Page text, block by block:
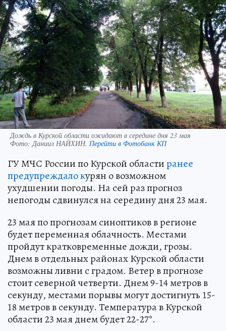
Дождь в Курской области ожидают в середине дня 23 мая
Фото:Даниил НАЙХИН. Перейти в Фотобанк КП
ГУ МЧС России по Курской областиранее
предупреждало курян о возможном
ухудшении погоды. На сей раз прогноз
непогоды сдвинулся на середину дня 23 мая.
23 мая по прогнозам синоптиков в регионе
будет переменная облачность. Местами
пройдут кратковременные дожди, грозы.
Днем в отдельных районах Курской области
возможны ливни с градом. Ветер в прогнозе
стоит северной четверти. Днем 9-14 метров в
секунду, местами порывы могут достигнуть 15-
18 метров в секунду. Температура в Курской
области 23 мая днем будет 22-27°.